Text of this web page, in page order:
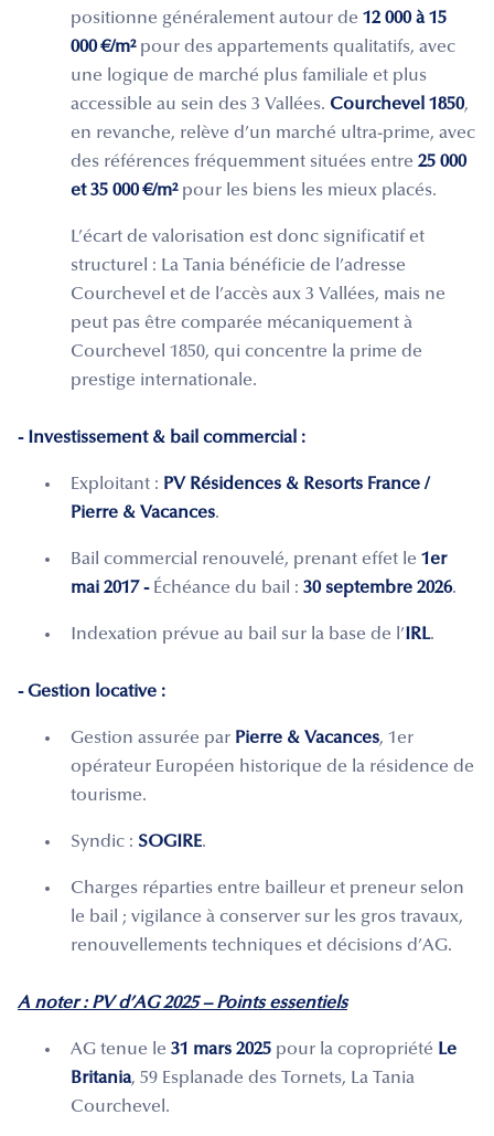
positionne généralement autour de 12 000 à 15
000 €/m²pour des appartements qualitatifs, avec
une logique de marché plus familiale et plus
accessible au sein des 3 Vallées. Courchevel 1850,
en revanche, relève d’un marché ultra-prime, avec
des références fréquemment situées entre 25 000
et 35 000 €/m²pour les biens les mieux placés.
L’écart de valorisation est donc significatif et
structurel : La Tania bénéficie de l’adresse
Courchevel et de l’accès aux 3 Vallées, mais ne
peut pas être comparée mécaniquement à
Courchevel 1850, qui concentre la prime de
prestige internationale.
- Investissement & bail commercial :
Exploitant : PV Résidences & Resorts France /
Pierre & Vacances.
Bail commercial renouvelé, prenant effet le 1er
mai 2017 - Échéance du bail : 30 septembre 2026.
Indexation prévue au bail sur la base de l’IRL.
- Gestion locative :
Gestion assurée par Pierre & Vacances, 1er
opérateur Européen historique de la résidence de
tourisme.
Syndic : SOGIRE.
Charges réparties entre bailleur et preneur selon
le bail ; vigilance à conserver sur les gros travaux,
renouvellements techniques et décisions d’AG.
A noter : PV d’AG 2025 – Points essentiels
AG tenue le 31 mars 2025 pour la copropriété Le
Britania, 59 Esplanade des Tornets, La Tania
Courchevel.